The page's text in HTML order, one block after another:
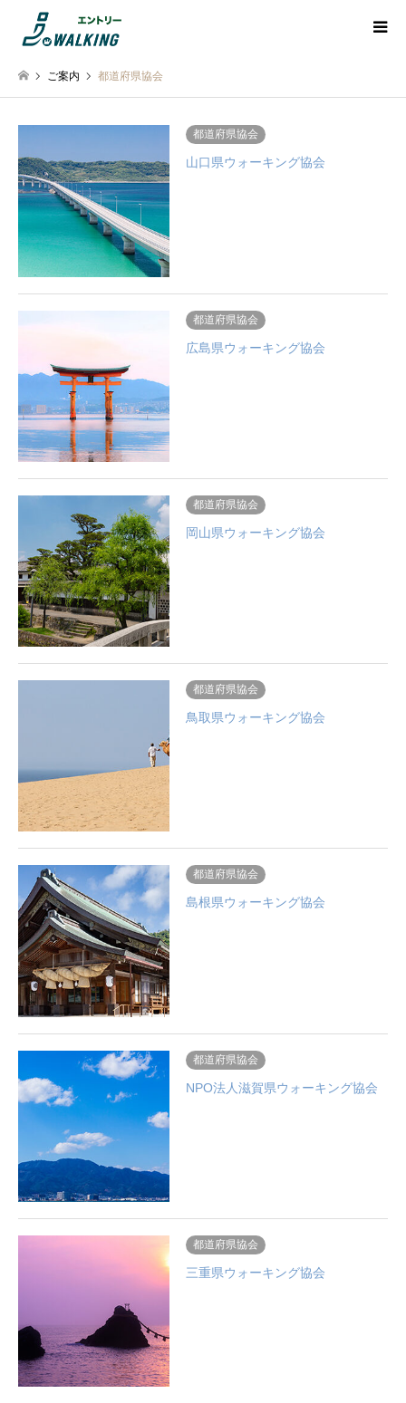
ご案内 都道府県協会
都道府県協会
山口県ウォーキング協会
都道府県協会
広島県ウォーキング協会
都道府県協会
岡山県ウォーキング協会
都道府県協会
鳥取県ウォーキング協会
都道府県協会
島根県ウォーキング協会
都道府県協会
NPO法人滋賀県ウォーキング協会
都道府県協会
三重県ウォーキング協会